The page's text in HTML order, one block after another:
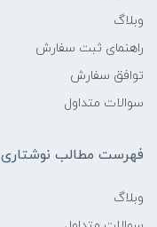
وبلاگ
راهنمای ثبت سفارش
توافق سفارش
سوالات متداول
فهرست مطالب نوشتاری
وبلاگ